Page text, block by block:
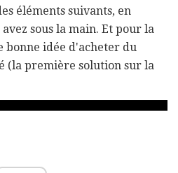
éléments suivants, en
sous la main. Et pour la
bonne idée d'acheter du
(la première solution sur la